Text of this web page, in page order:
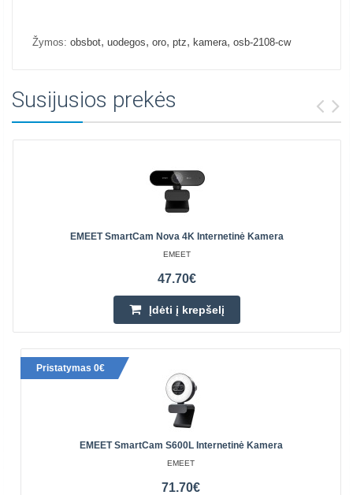
Žymos: obsbot, uodegos, oro, ptz, kamera, osb-2108-cw
Susijusios prekės
EMEET SmartCam Nova 4K Internetinė Kamera
EMEET
47.70€
Įdėti į krepšelį
Pristatymas 0€
EMEET SmartCam S600L Internetinė Kamera
EMEET
71.70€